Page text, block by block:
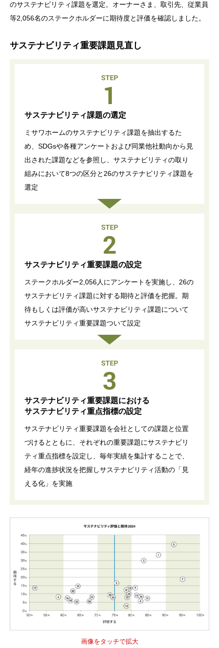
ミサワアイデンティティ
のサステナビリティ課題を選定。オーナーさま、取引先、従業員
等2,056名のステークホルダーに期待度と評価を確認しました。
サステナビリティ重要課題見直し
サステナビリティ課題の選定
ミサワホームのサステナビリティ課題を抽出するた
め、SDGsや各種アンケートおよび同業他社動向から見
出された課題などを参照し、サステナビリティの取り
組みにおいて8つの区分と26のサステナビリティ課題を
選定
サステナビリティ重要課題の設定
ステークホルダー2,056人にアンケートを実施し、26の
サステナビリティ課題に対する期待と評価を把握。期
待もしくは評価が高いサステナビリティ課題について
サステナビリティ重要課題ついて設定
サステナビリティ重要課題における
サステナビリティ重点指標の設定
サステナビリティ重要課題を会社としての課題と位置
づけるとともに、それぞれの重要課題にサステナビリ
ティ重点指標を設定し、毎年実績を集計することで、
経年の進捗状況を把握しサステナビリティ活動の「見
える化」を実施